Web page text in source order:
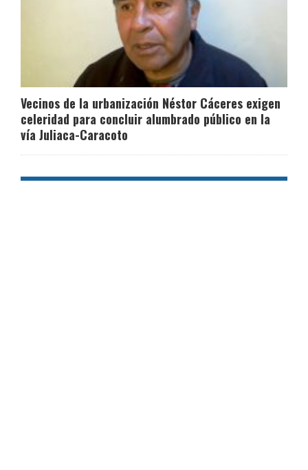
Vecinos de la urbanización Néstor Cáceres exigen
celeridad para concluir alumbrado público en la
vía Juliaca-Caracoto